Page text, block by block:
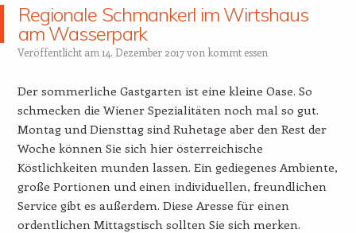
Regionale Schmankerl im Wirtshaus
am Wasserpark
Veröffentlicht am 14. Dezember 2017von kommt essen
Der sommerliche Gastgarten ist eine kleine Oase. So
schmecken die Wiener Spezialitäten noch mal so gut.
Montag und Diensttag sind Ruhetage aber den Rest der
Woche können Sie sich hier österreichische
Köstlichkeiten munden lassen. Ein gediegenes Ambiente,
große Portionen und einen individuellen, freundlichen
Service gibt es außerdem. Diese Aresse für einen
ordentlichen Mittagstisch sollten Sie sich merken.